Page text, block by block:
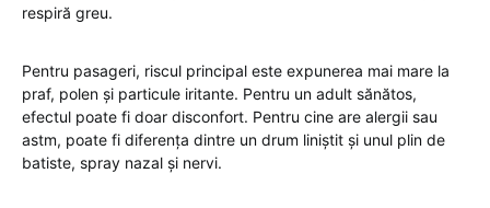
respiră greu.
Pentru pasageri, riscul principal este expunerea mai mare la
praf, polen și particule iritante. Pentru un adult sănătos,
efectul poate fi doar disconfort. Pentru cine are alergii sau
astm, poate fi diferența dintre un drum liniștit și unul plin de
batiste, spray nazal și nervi.